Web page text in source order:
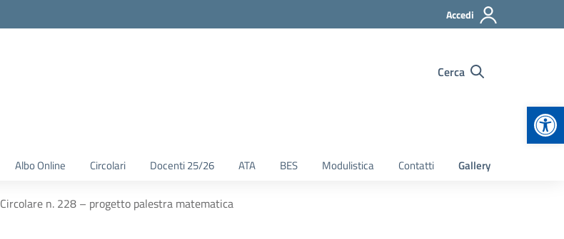
Accedi
Cerca
Albo Online Circolari Docenti 25/26 ATA BES Modulistica Contatti Gallery
Circolare n. 228 – progetto palestra matematica